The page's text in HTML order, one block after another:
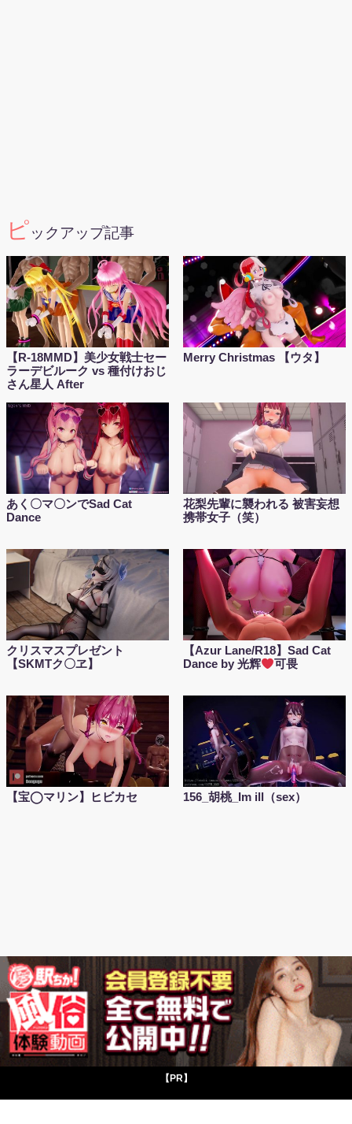
【PR】
ピックアップ記事
【R-18MMD】美少女戦士セー
ラーデビルーク vs 種付けおじ
さん星人 After
Merry Christmas 【ウタ】
あく〇マ〇ンでSad Cat
Dance
花梨先輩に襲われる 被害妄想
携帯女子（笑）
クリスマスプレゼント
【SKMTク〇ヱ】
【Azur Lane/R18】Sad Cat
Dance by 光辉
可畏
【宝◯マリン】ヒビカセ 156_胡桃_Im ill（sex）